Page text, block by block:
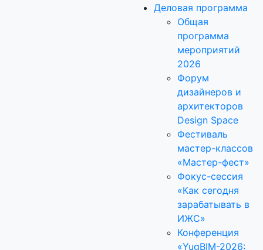
Деловая программа
Общая
программа
мероприятий
2026
Форум
дизайнеров и
архитекторов
Design Space
Фестиваль
мастер-классов
«Мастер-фест»
Фокус-сессия
«Как сегодня
зарабатывать в
ИЖС»
Конференция
«YugBIM-2026: